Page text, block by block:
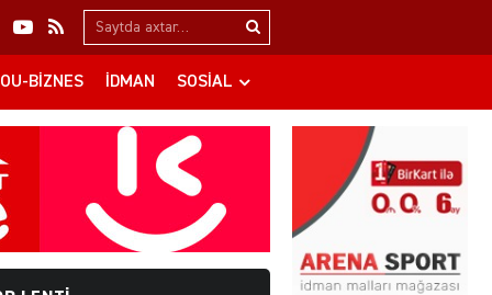
Search…
BIZNES İDMAN SOSIAL